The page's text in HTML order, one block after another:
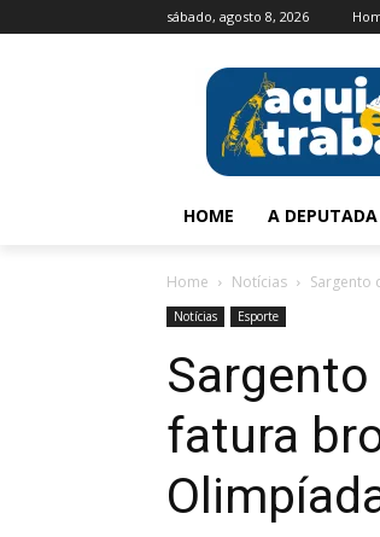
sábado, agosto 8, 2026
HOME A DEPUTADA
Home Notícias Sargento
Notícias Esporte
Sargento
fatura